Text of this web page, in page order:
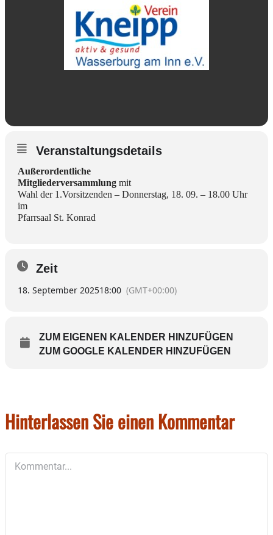
Veranstaltungsdetails
Außerordentliche
Mitgliederversammlung mit
Wahl der 1.Vorsitzenden – Donnerstag, 18. 09. – 18.00 Uhr
im
Pfarrsaal St. Konrad
Zeit
18. September 202518:00 (GMT+00:00)
ZUM EIGENEN KALENDER HINZUFÜGEN
ZUM GOOGLE KALENDER HINZUFÜGEN
Hinterlassen Sie einen Kommentar